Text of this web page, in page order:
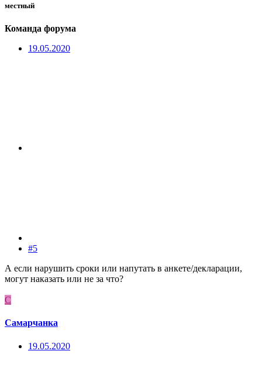
местный
Команда форума
19.05.2020
#5
А если нарушить сроки или напутать в анкете/декларации,
могут наказать или не за что?
С
Самарчанка
19.05.2020